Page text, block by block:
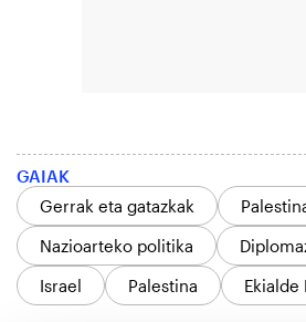
GAIAK
Gerrak eta gatazkak
Nazioarteko politika
Israel
Palestina Ekialde